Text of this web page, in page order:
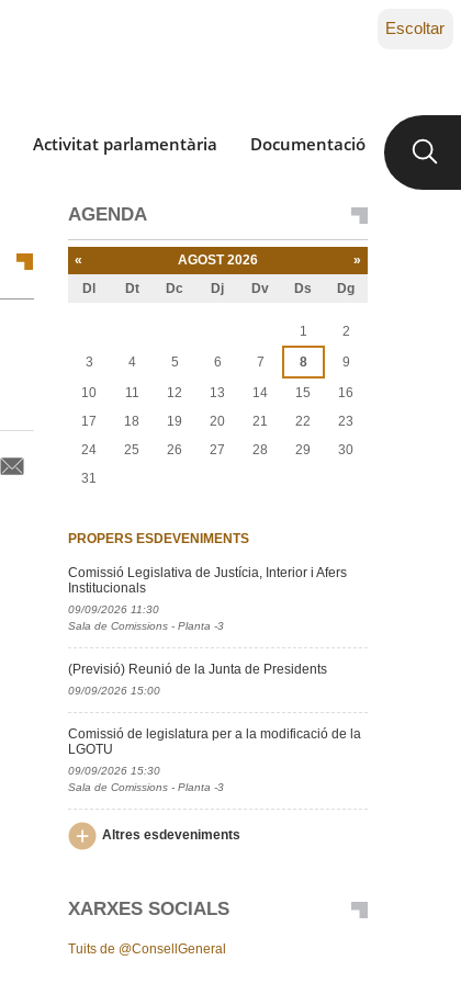
Activitat parlamentària Documentació
Escoltar
AGENDA
« AGOST 2026 »
Dl Dt Dc Dj Dv Ds Dg
1
2
3
4 5 6 7 8
9
10
11 12 13 14 15
16
17
18 19 20 21 22
23
24
25 26 27 28 29
30
31
PROPERS ESDEVENIMENTS
Comissió Legislativa de Justícia, Interior i Afers
Institucionals
09/09/2026 11:30
Sala de Comissions - Planta -3
(Previsió) Reunió de la Junta de Presidents
09/09/2026 15:00
Comissió de legislatura per a la modificació de la
LGOTU
09/09/2026 15:30
Sala de Comissions - Planta -3
Altres esdeveniments
XARXES SOCIALS
Tuits de @ConsellGeneral